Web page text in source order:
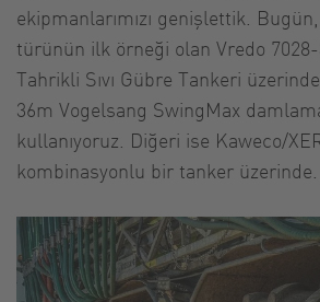
ekipmanlarımızı genişlettik.
türünün ilk örneği olan Vredo
Tahrikli Sıvı Gübre Tankeri
36m Vogelsang SwingMax
kullanıyoruz. Diğeri ise Kaweco/
kombinasyonlu bir tanker üzerinde.